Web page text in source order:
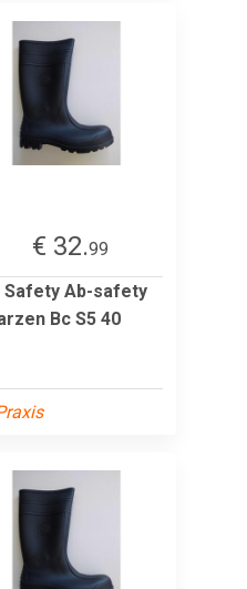
€ 32.99
Safety Ab-safety
Bc S5 40